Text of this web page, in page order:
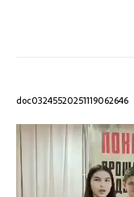
doc03245520251119062646